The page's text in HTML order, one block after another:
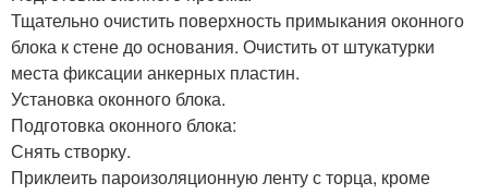
Тщательно очистить поверхность примыкания оконного
блока к стене до основания. Очистить от штукатурки
места фиксации анкерных пластин.
Установка оконного блока.
Подготовка оконного блока:
Снять створку.
Приклеить пароизоляционную ленту с торца, кроме